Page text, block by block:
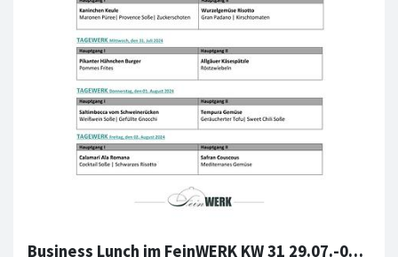
Business Lunch im FeinWERK KW 31 29.07.-02.08.2024